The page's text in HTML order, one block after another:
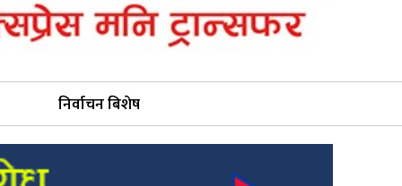
निर्वाचन बिशेष